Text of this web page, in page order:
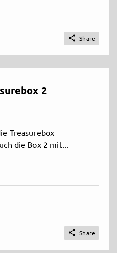
 Share
2
Treasurebox
die Box 2 mit...
 Share